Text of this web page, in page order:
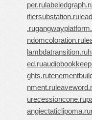
per.ru
ifiersubstation.ru
.ru
ndomcoloration.ru
lambdatransition.ru
ed.ru
ghts.ru
nment.ru
urecessioncone.ru
angiectaticlipoma.ru